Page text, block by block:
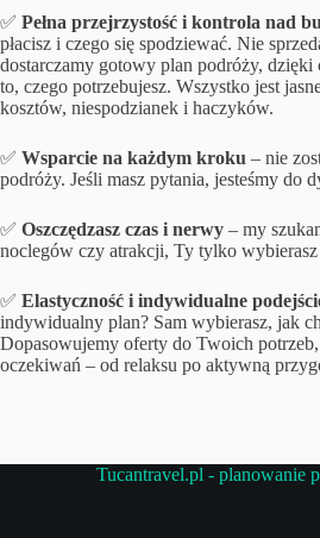
✅ Pełna przejrzystość i kontrola nad
płacisz i czego się spodziewać. Nie
dostarczamy gotowy plan podróży, dzięki
to, czego potrzebujesz. Wszystko jest
kosztów, niespodzianek i haczyków.
✅ Wsparcie na każdym kroku – nie
podróży. Jeśli masz pytania, jesteśmy do
✅ Oszczędzasz czas i nerwy – my
noclegów czy atrakcji, Ty tylko
✅ Elastyczność i indywidualne
indywidualny plan? Sam wybierasz, jak
Dopasowujemy oferty do Twoich
oczekiwań – od relaksu po aktywną
Tucantravel.pl - planowanie